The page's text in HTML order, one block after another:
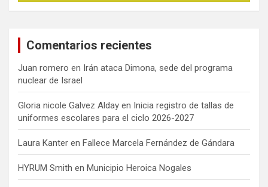
Comentarios recientes
Juan romero en Irán ataca Dimona, sede del programa
nuclear de Israel
Gloria nicole Galvez Alday en Inicia registro de tallas de
uniformes escolares para el ciclo 2026-2027
Laura Kanter en Fallece Marcela Fernández de Gándara
HYRUM Smith en Municipio Heroica Nogales